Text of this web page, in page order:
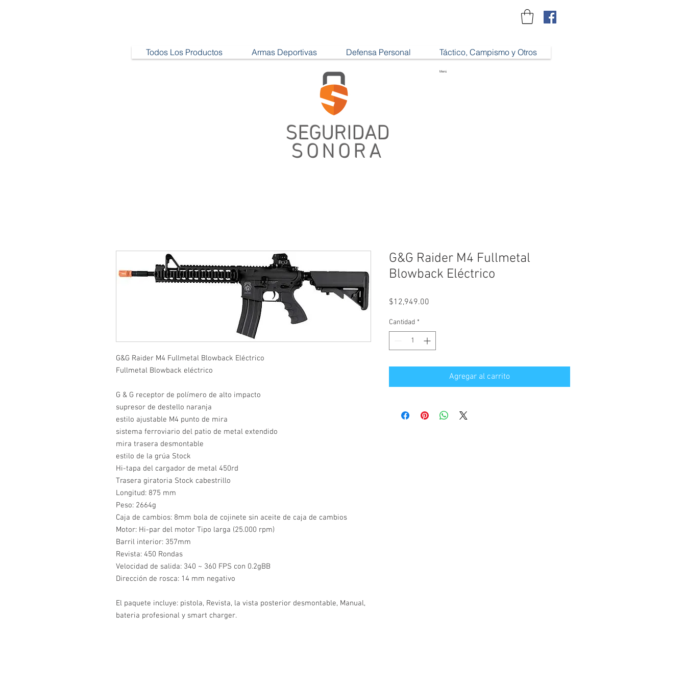
Todos Los Productos Armas Deportivas Defensa Personal Táctico, Campismo y Otros
Menú
SEGURIDAD
SONORA
G&G Raider M4 Fullmetal Blowback Eléctrico
Fullmetal Blowback eléctrico
G & G receptor de polímero de alto impacto
supresor de destello naranja
estilo ajustable M4 punto de mira
sistema ferroviario del patio de metal extendido
mira trasera desmontable
estilo de la grúa Stock
Hi-tapa del cargador de metal 450rd
Trasera giratoria Stock cabestrillo
Longitud: 875 mm
Peso: 2664g
Caja de cambios: 8mm bola de cojinete sin aceite de caja de cambios
Motor: Hi-par del motor Tipo larga (25.000 rpm)
Barril interior: 357mm
Revista: 450 Rondas
Velocidad de salida: 340 ~ 360 FPS con 0.2gBB
Dirección de rosca: 14 mm negativo
El paquete incluye: pistola, Revista, la vista posterior desmontable, Manual,
bateria profesional y smart charger.
G&G Raider M4 Fullmetal
Blowback Eléctrico
$12,949.00
Cantidad *
Agregar al carrito